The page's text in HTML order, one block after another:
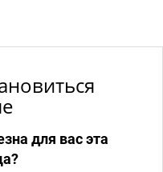
для вас эта